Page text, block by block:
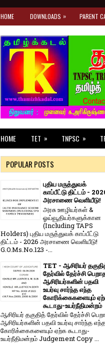
HOME DOWNLOADS » PARENT
HOME TET » TNPSC »
POPULAR POSTS
புதிய மருத்துவக்
காப்பீட்டு திட்டம் -
அரசாணை வெளியீடு!
அரசு ஊழியர்கள் &
ஓய்வூதியர்களுக்கான
(Including TAPS
Holders) புதிய மருத்துவக் காப்பீட்டு
திட்டம் - 2026 அரசாணை வெளியீடு!
G.O.Ms.No.123 -...
TET - ஆசிரியர்
தேர்வில் தேர்ச்சி
ஆசிரியர்களின் பதவி
உயர்வு சார்ந்த எந்த
கோரிக்கைகளையும்
கூடாது-உயர்நீதிமன்றம்
ஆசிரியர் தகுதித் தேர்வில் தேர்ச்சி
ஆசிரியர்களின் பதவி உயர்வு சார்ந்த
கோரிக்கைகளையும் ஏற்க கூடாது-
உயர்நீதிமன்றம் Judgement Copy ...